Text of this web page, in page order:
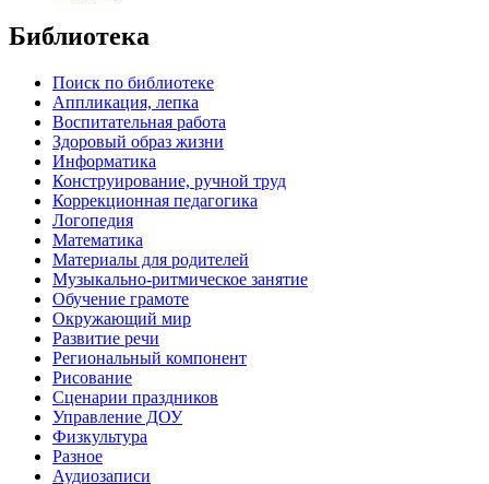
Библиотека
Поиск по библиотеке
Аппликация, лепка
Воспитательная работа
Здоровый образ жизни
Информатика
Конструирование, ручной труд
Коррекционная педагогика
Логопедия
Математика
Материалы для родителей
Музыкально-ритмическое занятие
Обучение грамоте
Окружающий мир
Развитие речи
Региональный компонент
Рисование
Сценарии праздников
Управление ДОУ
Физкультура
Разное
Аудиозаписи